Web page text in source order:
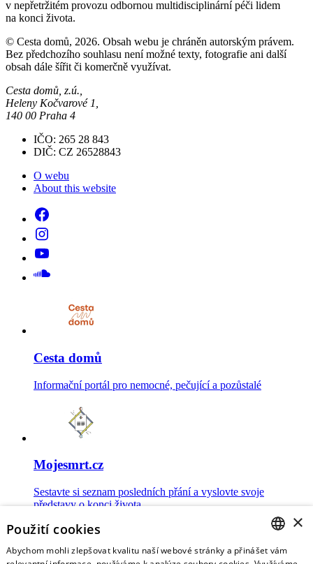
v nepřetržitém provozu odbornou multidisciplinární péči lidem
na konci života.
© Cesta domů, 2026. Obsah webu je chráněn autorským právem.
Bez předchozího souhlasu není možné texty, fotografie ani další
obsah dále šířit či komerčně využívat.
Cesta domů, z.ú.,
Heleny Kočvarové 1,
140 00 Praha 4
IČO: 265 28 843
DIČ: CZ 26528843
O webu
About this website
Cesta domů
Informační portál pro nemocné, pečující a pozůstalé
Mojesmrt.cz
Sestavte si seznam posledních přání a vyslovte svoje
představy o konci života
CZECH
×
Použití cookies
Abychom mohli zlepšovat kvalitu naší webové stránky a přinášet vám